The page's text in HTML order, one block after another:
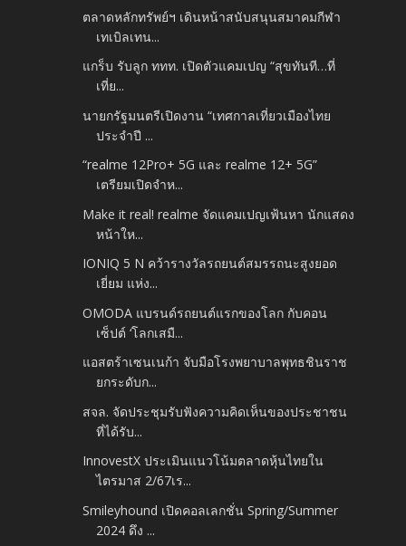
ตลาดหลักทรัพย์ฯ เดินหน้าสนับสนุนสมาคมกีฬา
เทเบิลเทน...
แกร็บ รับลูก ททท. เปิดตัวแคมเปญ “สุขทันที…ที่
เที่ย...
นายกรัฐมนตรีเปิดงาน “เทศกาลเที่ยวเมืองไทย
ประจำปี ...
“realme 12Pro+ 5G และ realme 12+ 5G”
เตรียมเปิดจำห...
Make it real! realme จัดแคมเปญเฟ้นหา นักแสดง
หน้าให...
IONIQ 5 N คว้ารางวัลรถยนต์สมรรถนะสูงยอด
เยี่ยม แห่ง...
OMODA แบรนด์รถยนต์แรกของโลก กับคอน
เซ็ปต์ ‘โลกเสมื...
แอสตร้าเซนเนก้า จับมือโรงพยาบาลพุทธชินราช
ยกระดับก...
สจล. จัดประชุมรับฟังความคิดเห็นของประชาชน
ที่ได้รับ...
InnovestX ประเมินแนวโน้มตลาดหุ้นไทยใน
ไตรมาส 2/67เร...
Smileyhound เปิดคอลเลกชั่น Spring/Summer
2024 ดึง ...